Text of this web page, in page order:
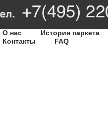
О нас
История паркета
Контакты
FAQ